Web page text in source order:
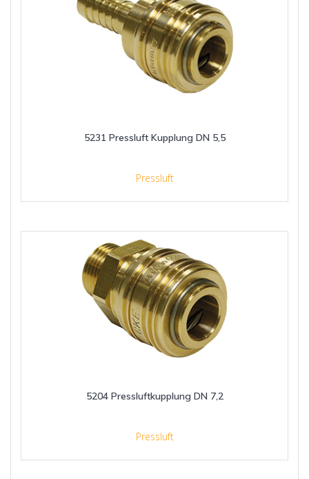
5231 Pressluft Kupplung DN 5,5
Pressluft
5204 Pressluftkupplung DN 7,2
Pressluft